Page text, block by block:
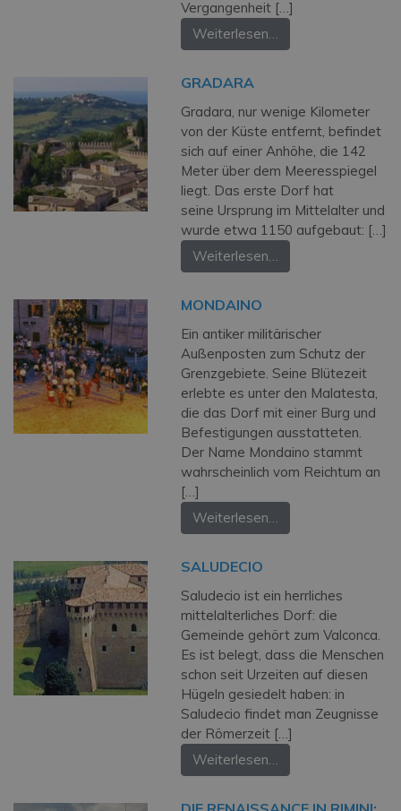
Vergangenheit […]
Weiterlesen…
GRADARA
Gradara, nur wenige Kilometer
von der Küste entfernt, befindet
sich auf einer Anhöhe, die 142
Meter über dem Meeresspiegel
liegt. Das erste Dorf hat
seine Ursprung im Mittelalter und
wurde etwa 1150 aufgebaut: […]
Weiterlesen…
MONDAINO
Ein antiker militärischer
Außenposten zum Schutz der
Grenzgebiete. Seine Blütezeit
erlebte es unter den Malatesta,
die das Dorf mit einer Burg und
Befestigungen ausstatteten.
Der Name Mondaino stammt
wahrscheinlich vom Reichtum an
[…]
Weiterlesen…
SALUDECIO
Saludecio ist ein herrliches
mittelalterliches Dorf: die
Gemeinde gehört zum Valconca.
Es ist belegt, dass die Menschen
schon seit Urzeiten auf diesen
Hügeln gesiedelt haben: in
Saludecio findet man Zeugnisse
der Römerzeit […]
Weiterlesen…